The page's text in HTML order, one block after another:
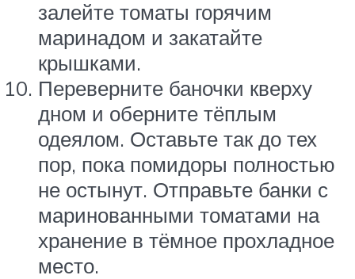
залейте томаты горячим
маринадом и закатайте
крышками.
Переверните баночки кверху
дном и оберните тёплым
одеялом. Оставьте так до тех
пор, пока помидоры полностью
не остынут. Отправьте банки с
маринованными томатами на
хранение в тёмное прохладное
место.